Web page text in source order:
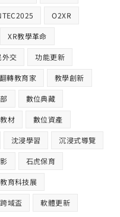
O2XR
XR教學革命
外交 功能更新
轉教育家 教學創新
數位典藏
材 數位資產
沈浸學習 沉浸式導覽
石虎保育
育科技展
跨域盃 軟體更新